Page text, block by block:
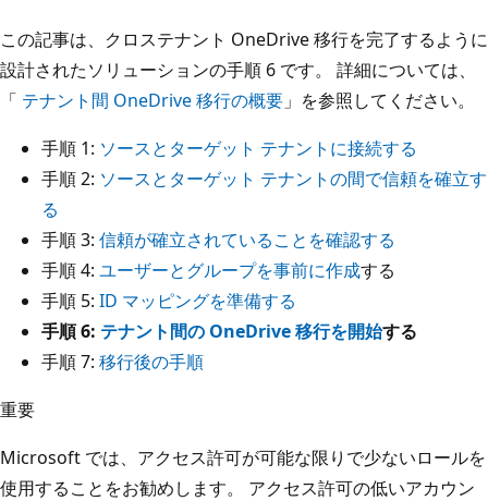
この記事は、クロステナント OneDrive 移行を完了するように
設計されたソリューションの手順 6 です。 詳細については、
「 テナント間 OneDrive 移行の概要 」を参照してください。
手順 1: ソースとターゲット テナントに接続する
手順 2: ソースとターゲット テナントの間で信頼を確立す
る
手順 3: 信頼が確立されていることを確認する
手順 4: ユーザーとグループを事前に作成する
手順 5: ID マッピングを準備する
手順 6: テナント間の OneDrive 移行を開始する
手順 7: 移行後の手順
重要
Microsoft では、アクセス許可が可能な限りで少ないロールを
使用することをお勧めします。 アクセス許可の低いアカウン